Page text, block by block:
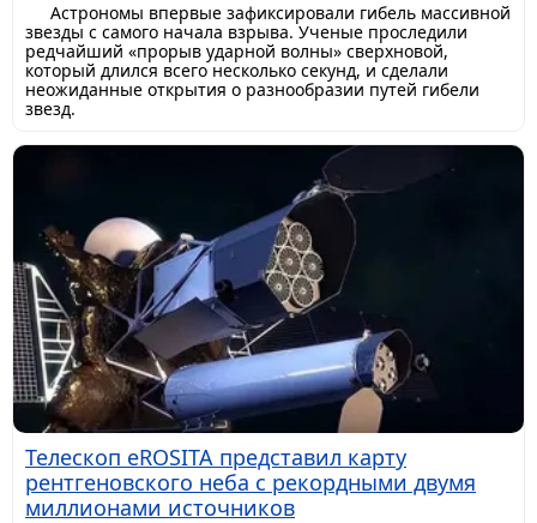
Астрономы впервые зафиксировали гибель массивной
звезды с самого начала взрыва. Ученые проследили
редчайший «прорыв ударной волны» сверхновой,
который длился всего несколько секунд, и сделали
неожиданные открытия о разнообразии путей гибели
звезд.
Телескоп eROSITA представил карту
рентгеновского неба с рекордными двумя
миллионами источников